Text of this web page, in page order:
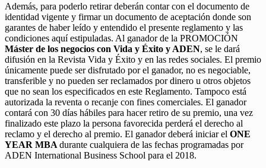
Además, para poderlo retirar deberán contar con el documento de
identidad vigente y firmar un documento de aceptación donde son
garantes de haber leído y entendido el presente reglamento y las
condiciones aquí estipuladas. Al ganador de la PROMOCIÓN
Máster de los negocios con Vida y Éxito y ADEN, se le dará
difusión en la Revista Vida y Éxito y en las redes sociales. El premio
únicamente puede ser disfrutado por el ganador, no es negociable,
transferible y no pueden ser reclamados por dinero u otros objetos
que no sean los especificados en este Reglamento. Tampoco está
autorizada la reventa o recanje con fines comerciales. El ganador
contará con 30 días hábiles para hacer retiro de su premio, una vez
finalizado este plazo la persona favorecida perderá el derecho al
reclamo y el derecho al premio. El ganador deberá iniciar el ONE
YEAR MBA durante cualquiera de las fechas programadas por
ADEN International Business School para el 2018.